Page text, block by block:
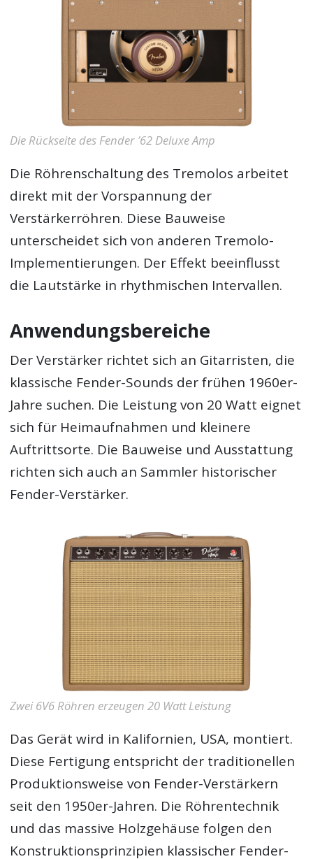
Die Rückseite des Fender ’62 Deluxe Amp
Die Röhrenschaltung des Tremolos arbeitet
direkt mit der Vorspannung der
Verstärkerröhren. Diese Bauweise
unterscheidet sich von anderen Tremolo-
Implementierungen. Der Effekt beeinflusst
die Lautstärke in rhythmischen Intervallen.
Anwendungsbereiche
Der Verstärker richtet sich an Gitarristen, die
klassische Fender-Sounds der frühen 1960er-
Jahre suchen. Die Leistung von 20 Watt eignet
sich für Heimaufnahmen und kleinere
Auftrittsorte. Die Bauweise und Ausstattung
richten sich auch an Sammler historischer
Fender-Verstärker.
Zwei 6V6 Röhren erzeugen 20 Watt Leistung
Das Gerät wird in Kalifornien, USA, montiert.
Diese Fertigung entspricht der traditionellen
Produktionsweise von Fender-Verstärkern
seit den 1950er-Jahren. Die Röhrentechnik
und das massive Holzgehäuse folgen den
Konstruktionsprinzipien klassischer Fender-